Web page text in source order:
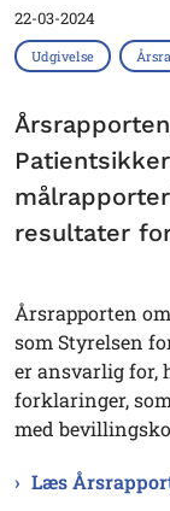
22-03-2024
Udgivelse
resultater
Årsrapporten
som Styrelsen
er ansvarlig for,
forklaringer,
med
Læs